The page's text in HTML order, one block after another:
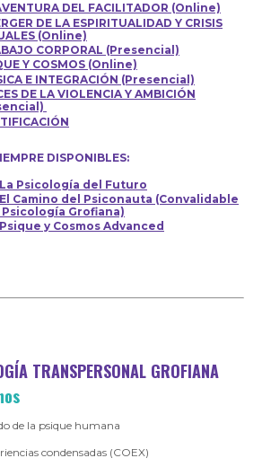
DEL FACILITADOR (Online)
DE LA ESPIRITUALIDAD Y CRISIS
(Online)
CORPORAL (Presencial)
Y COSMOS (Online)
E INTEGRACIÓN (Presencial)
DE LA VIOLENCIA Y AMBICIÓN
DISPONIBLES:
Psicología del Futuro
Camino del Psiconauta (Convalidable
Grofiana)
y Cosmos Advanced
TRANSPERSONAL GROFIANA
de la psique humana
condensadas (COEX)